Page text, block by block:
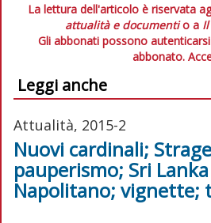
La lettura dell'articolo è riservata
attualità e documentio a
Gli abbonati possono
abbonato.
Leggi anche
Attualità, 2015-2
Nuovi cardinali;
pauperismo; Sri
Napolitano; vignette;